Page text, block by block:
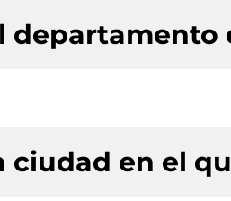
departamento
ciudad en el